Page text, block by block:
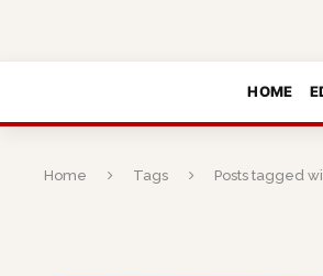
HOME
Home Tags Posts tagged